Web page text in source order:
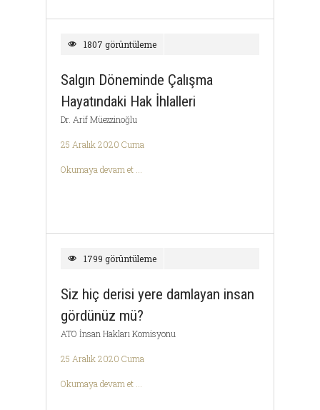
1807 görüntüleme
Salgın Döneminde Çalışma
Hayatındaki Hak İhlalleri
Dr. Arif Müezzinoğlu
25 Aralık 2020 Cuma
Okumaya devam et ...
1799 görüntüleme
Siz hiç derisi yere damlayan insan
gördünüz mü?
ATO İnsan Hakları Komisyonu
25 Aralık 2020 Cuma
Okumaya devam et ...